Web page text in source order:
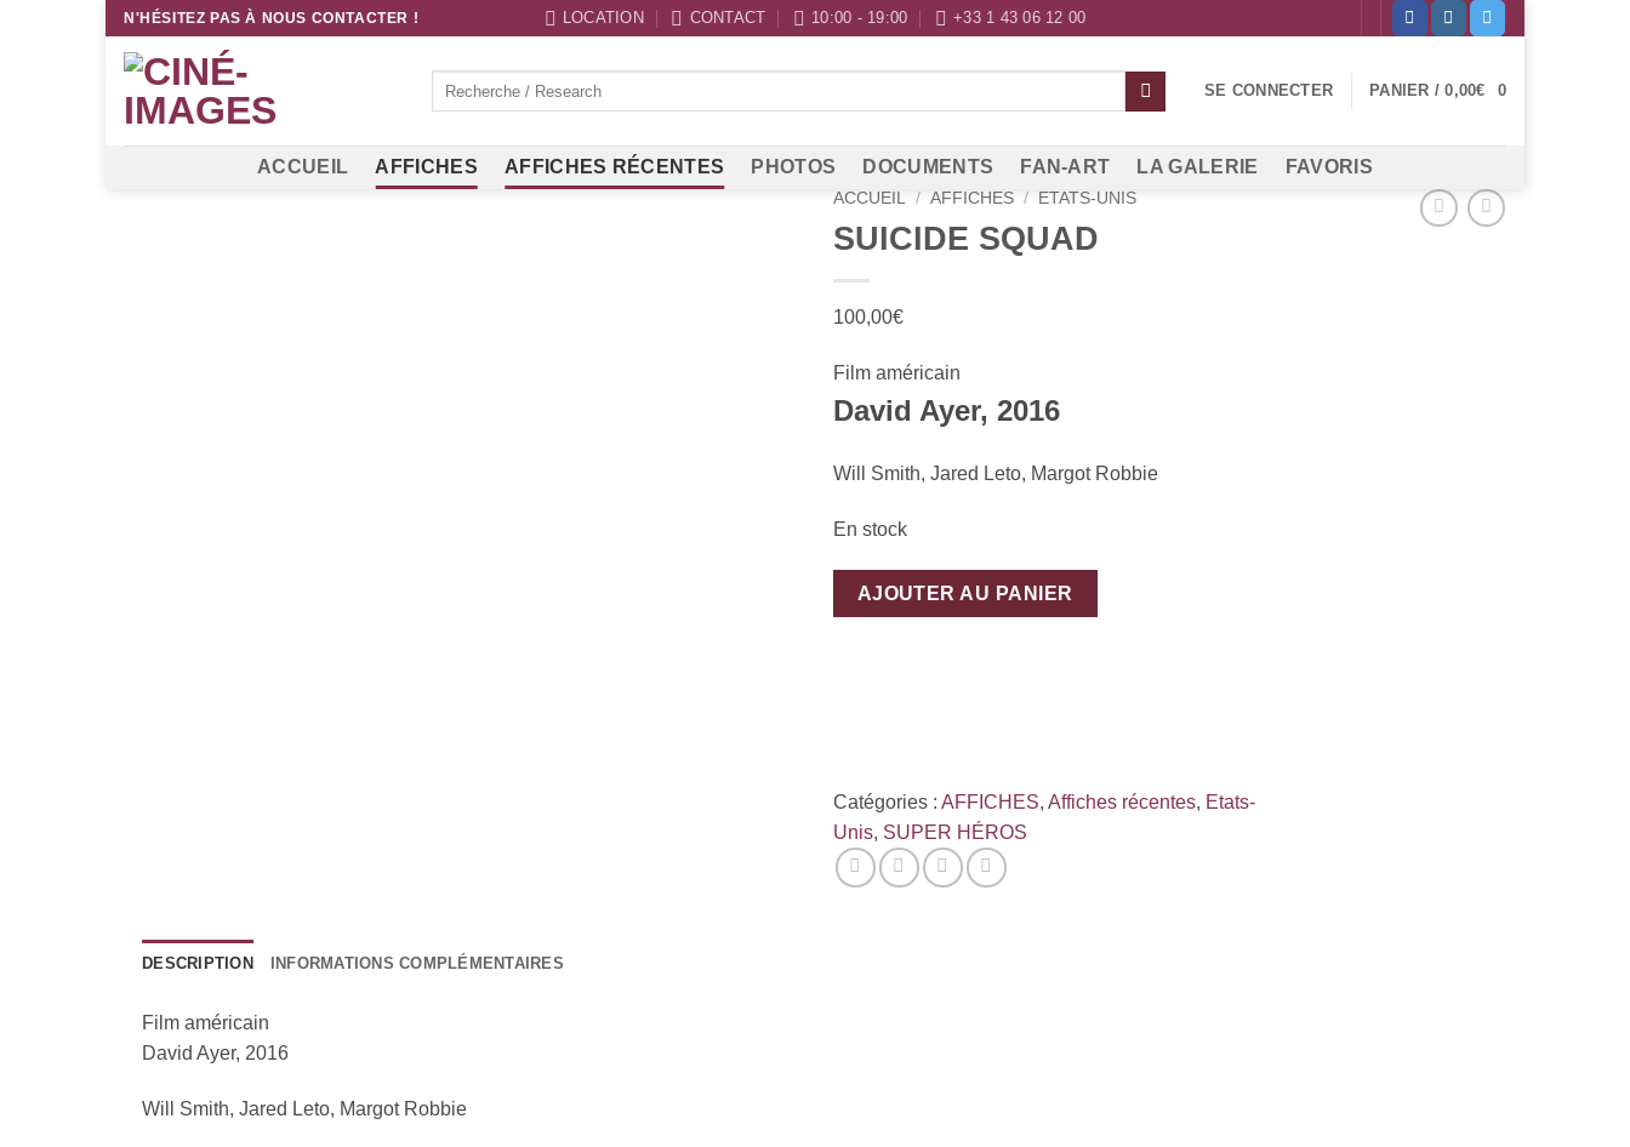
Passer
contenu
N'HÉSITEZ PAS À NOUS CONTACTER ! LOCATION CONTACT 10:00 - 19:00 +33 1 43 06 12 00
SE CONNECTER PANIER /0,00€ 0
ACCUEIL AFFICHES AFFICHES RÉCENTES PHOTOS DOCUMENTS FAN-ART LA GALERIE FAVORIS
ACCUEIL / AFFICHES / ETATS-UNIS
SUICIDE SQUAD
100,00€
Film américain
David Ayer, 2016
Will Smith, Jared Leto, Margot Robbie
En stock
AJOUTER AU PANIER
Catégories : AFFICHES, Affiches récentes, Etats-
Unis, SUPER HÉROS
DESCRIPTION INFORMATIONS COMPLÉMENTAIRES
Film américain
David Ayer, 2016
Will Smith, Jared Leto, Margot Robbie